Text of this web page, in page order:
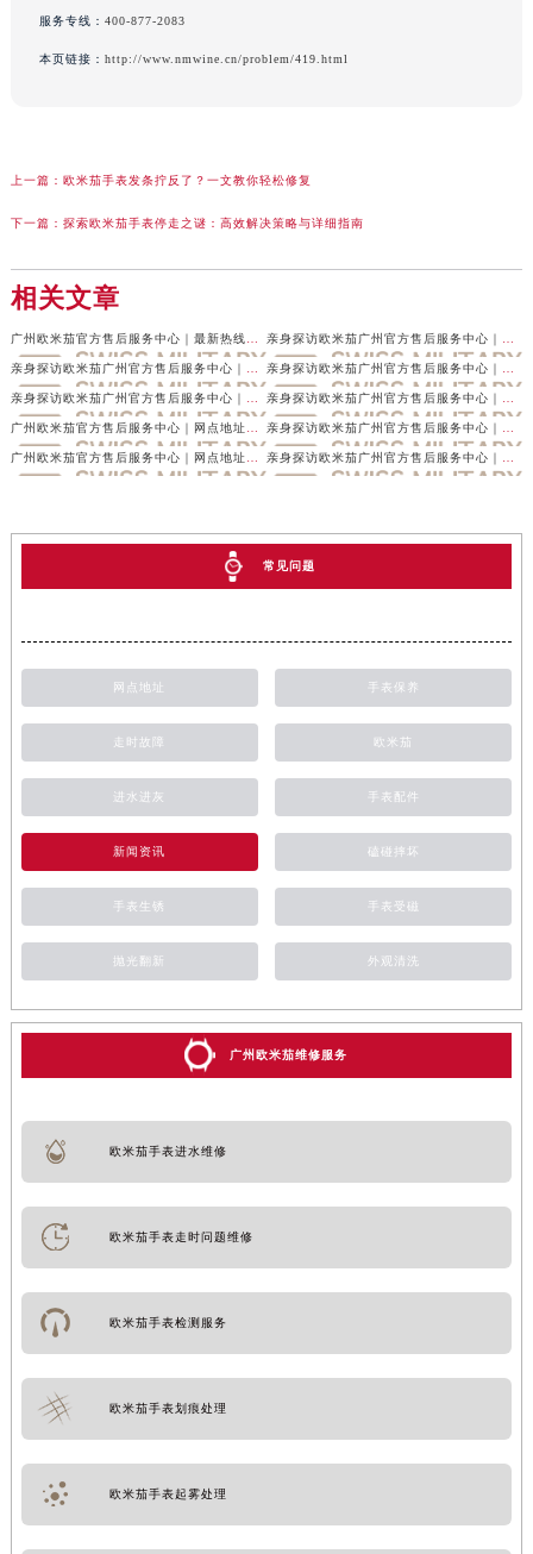
服务专线： 400-877-2083
本页链接： http://www.nmwine.cn/problem/419.html
上一篇： 欧米茄手表发条拧反了？一文教你轻松修复
下一篇： 探索欧米茄手表停走之谜：高效解决策略与详细指南
相关文章
常见问题
网点地址 手表保养
走时故障 欧米茄
进水进灰 手表配件
新闻资讯 磕碰摔坏
手表生锈 手表受磁
抛光翻新 外观清洗
广州欧米茄维修服务
欧米茄手表进水维修
欧米茄手表走时问题维修
欧米茄手表检测服务
欧米茄手表划痕处理
欧米茄手表起雾处理